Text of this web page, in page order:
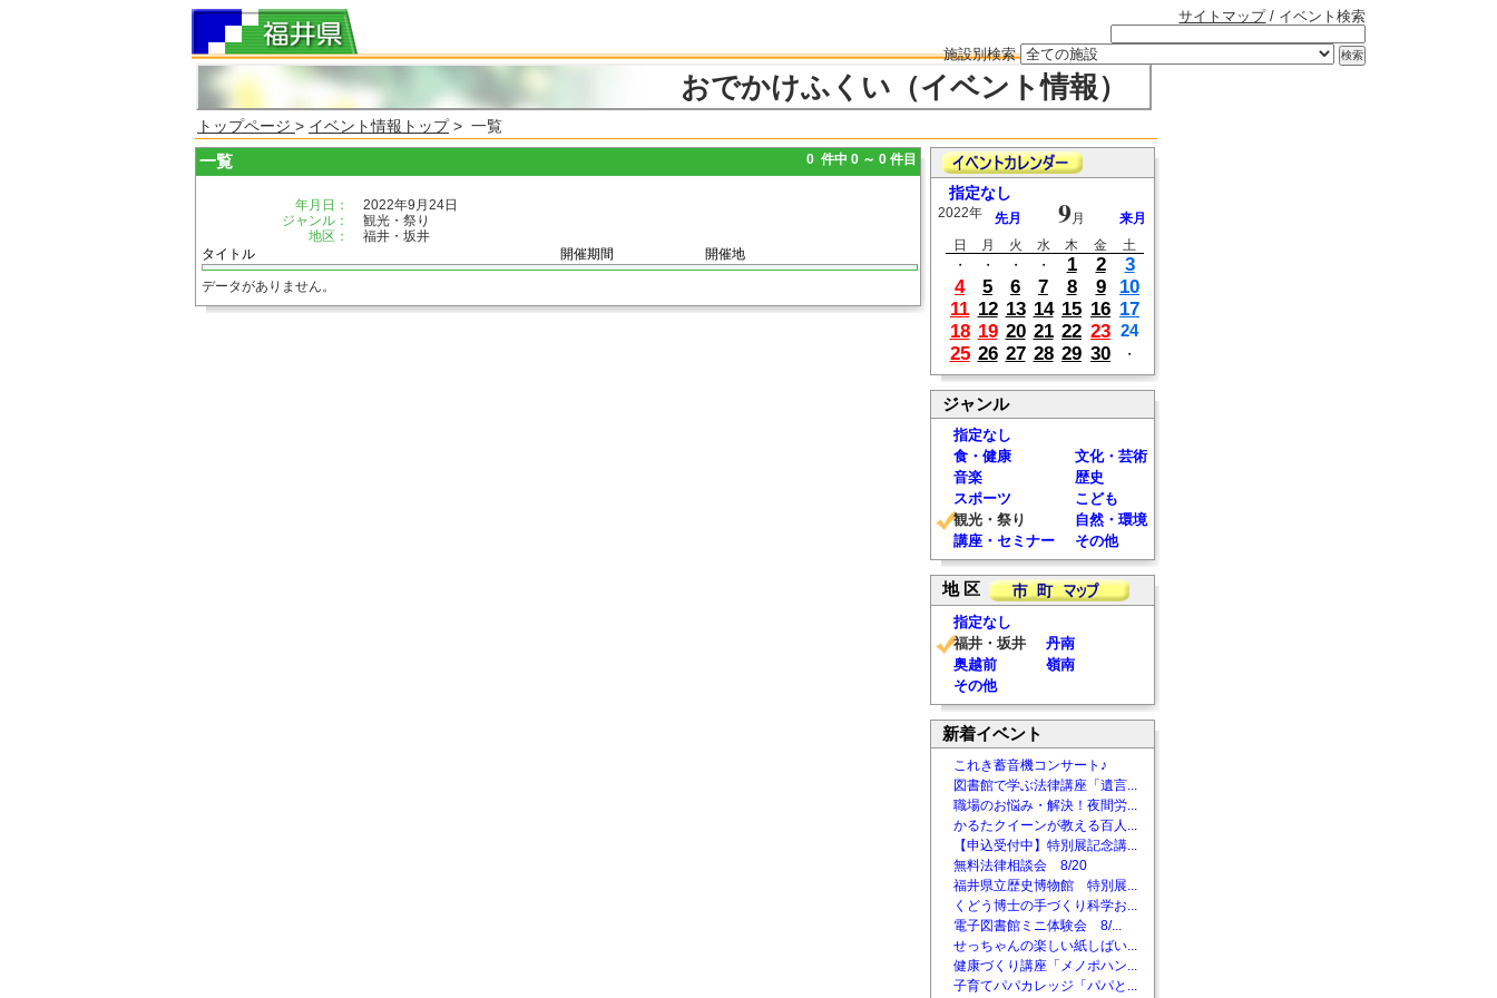
サイトマップ/ イベント検索
施設別検索
おでかけふくい（イベント情報）
トップページ > イベント情報トップ> 一覧
一覧 0 件中 0 ～ 0 件目
年月日：
2022年9月24日
ジャンル：
観光・祭り
地区：
福井・坂井
タイトル
開催期間 開催地
データがありません。
指定なし
2022年 先月 9月
来月
日
月 火 水 木 金
土
・
・ ・ ・ 1 2
3
4
5 6 7 8 9
10
11 12 13 14 15 16 17
18 19 20 21 22 23 24
25 26 27 28 29 30 ・
ジャンル
指定なし
食・健康
文化・芸術
音楽
歴史
スポーツ
こども
観光・祭り
自然・環境
講座・セミナー
その他
地 区
指定なし
福井・坂井
丹南
奥越前
嶺南
その他
新着イベント
これき蓄音機コンサート♪
図書館で学ぶ法律講座「遺言...
職場のお悩み・解決！夜間労...
かるたクイーンが教える百人...
【申込受付中】特別展記念講...
無料法律相談会 8/20
福井県立歴史博物館 特別展...
くどう博士の手づくり科学お...
電子図書館ミニ体験会 8/...
せっちゃんの楽しい紙しばい...
健康づくり講座「メノポハン...
子育てパパカレッジ「パパと...